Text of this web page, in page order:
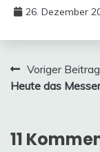
26. Dezember
Voriger
Heute das
11